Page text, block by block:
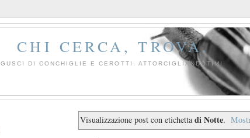
CHI CERCA, TROVA.
GUSCI DI CONCHIGLIE E CEROTTI. ATTORCIGLIANDOTIMI.
Visualizzazione post con etichettadi Notte.